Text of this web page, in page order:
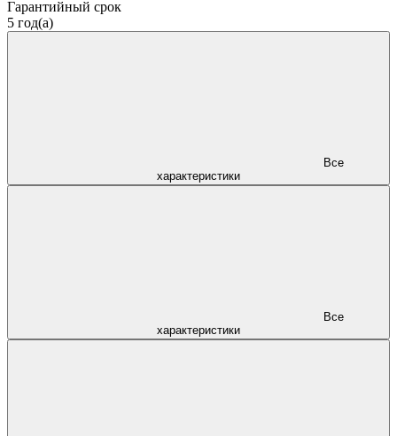
Гарантийный срок
5 год(а)
характеристики
характеристики